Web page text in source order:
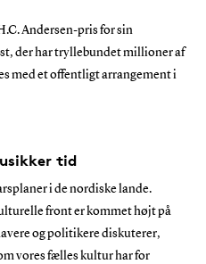
Andersen-pris for sin
der har tryllebundet millioner af
med et offentligt arrangement i
tid
i de nordiske lande.
front er kommet højt på
og politikere diskuterer,
vores fælles kultur har for